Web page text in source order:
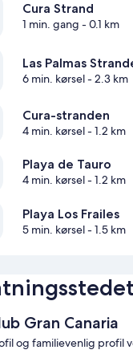
Cura Strand
1 min. gang - 0.1 km
Las Palmas
6 min. kørsel- 2.3 km
Cura-stranden
4 min. kørsel- 1.2 km
Playa de Tauro
4 min. kørsel- 1.2 km
Playa Los Frailes
5 min. kørsel- 1.5 km
Gran Canaria
og familievenlig profil